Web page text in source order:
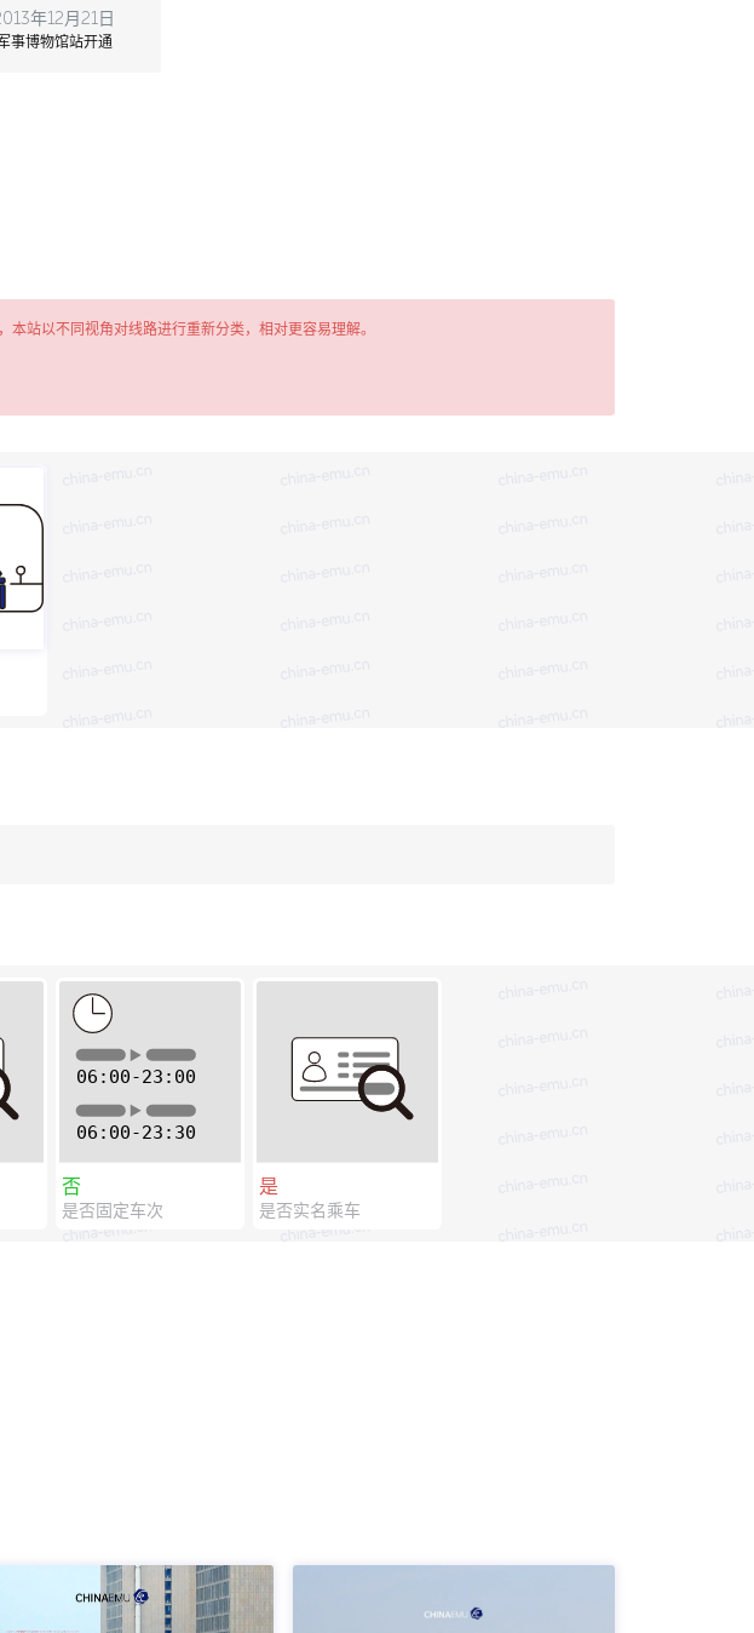
年12月21日
事博物馆站开通
站以不同视角对线路进行重新分类，相对更容易理解。
否
是否固定车次
是
是否实名乘车